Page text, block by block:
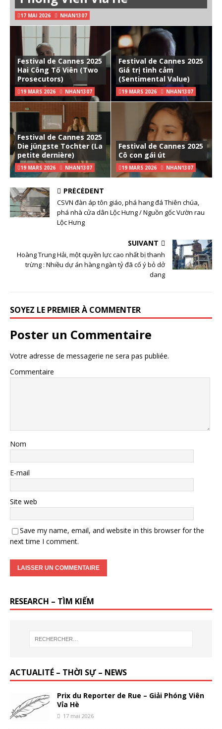
17 MAI 2026 NHAN1307
Festival de Cannes 2025
Hai Công Tố Viên (Two
Prosecutors)
19 MARS 2026 NHAN1307
Festival de Cannes 2025
Giá trị tình cảm
(Sentimental Value)
19 MARS 2026 NHAN1307
Festival de Cannes 2025
Die jüngste Tochter (La
petite dernière)
19 MARS 2026 NHAN1307
Festival de Cannes 2025
Cô con gái út
19 MARS 2026 NHAN1307
PRÉCÉDENT
CSVN đàn áp tôn giáo, phá hang đá Thiên chúa,
phá nhà cửa dân Lộc Hưng / Nguồn gốc Vườn rau
Lộc Hưng
SUIVANT
Hoàng Trung Hải, một quyền lực cao nhất bị thanh
trừng : Nhiều dự án hàng ngàn tỷ đã cố ý bỏ dở
dang
SOYEZ LE PREMIER À COMMENTER
Poster un Commentaire
Votre adresse de messagerie ne sera pas publiée.
Commentaire
Nom
E-mail
Site web
Save my name, email, and website in this browser for the
next time I comment.
RESEARCH – TÌM KIẾM
ACTUALITÉ – THỜI SỰ – NEWS
Prix du Reporter de Rue – Giải Phóng Viên
Vỉa Hè
17 mai 2026